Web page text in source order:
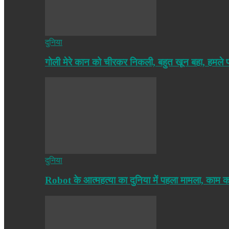
दुनिया
गोली मेरे कान को चीरकर निकली, बहुत खून बहा, हमले
दुनिया
Robot के आत्महत्या का दुनिया में पहला मामला, काम